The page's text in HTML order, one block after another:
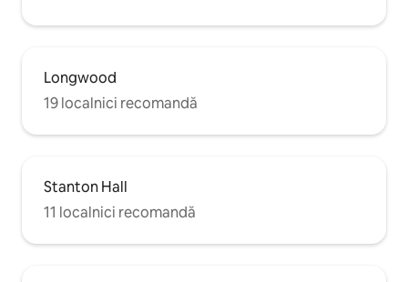
Longwood
19 localnici recomandă
Stanton Hall
11 localnici recomandă